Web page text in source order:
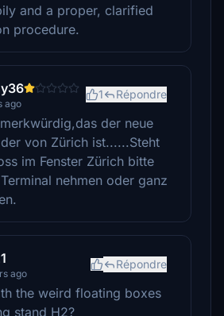
and a proper, clarified
procedure.
ago
1 Répondre
der neue
von Zürich ist......Steht
im Fenster Zürich bitte
nehmen oder ganz
ago
Répondre
the weird floating boxes
stand H2?